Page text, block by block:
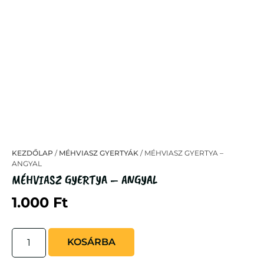
KEZDŐLAP / MÉHVIASZ GYERTYÁK / MÉHVIASZ GYERTYA –
ANGYAL
MÉHVIASZ GYERTYA – ANGYAL
1.000 Ft
KOSÁRBA